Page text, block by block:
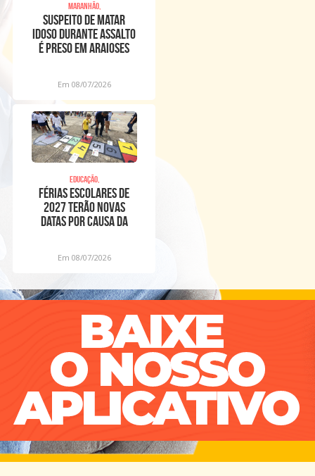
Maranhão,
Suspeito de matar
idoso durante assalto
é preso em Araioses
Em 08/07/2026
Educação,
Férias escolares de
2027 terão novas
datas por causa da
Em 08/07/2026